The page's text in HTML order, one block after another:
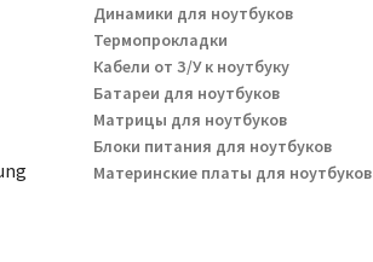
Динамики для ноутбуков
Термопрокладки
Кабели от З/У к ноутбуку
Батареи для ноутбуков
Матрицы для ноутбуков
Блоки питания для ноутбуков
Материнские платы для ноутбуков